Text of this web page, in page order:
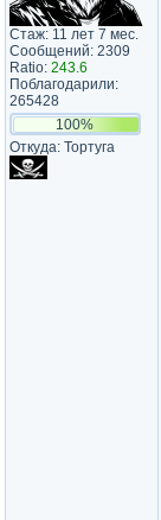
Стаж: 11 лет 7 мес.
Сообщений: 2309
Ratio: 243.6
Поблагодарили:
265428
100%
Откуда: Тортуга